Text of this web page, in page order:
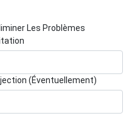
Les Problèmes
(Éventuellement)